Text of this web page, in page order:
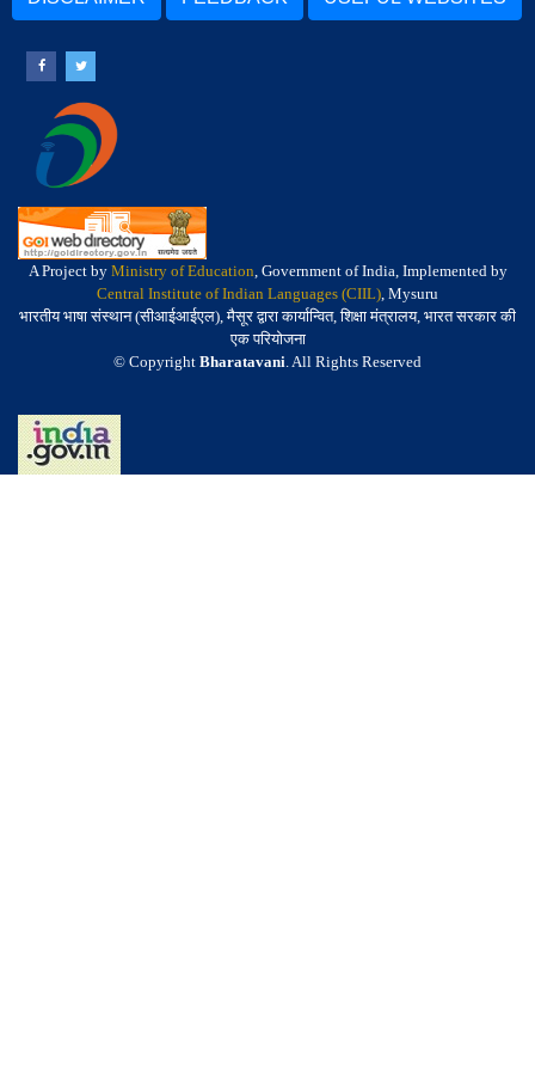
A Project by Ministry of Education, Government of India, Implemented by
Central Institute of Indian Languages (CIIL), Mysuru
भारतीय भाषा संस्थान (सीआईआईएल), मैसूर द्वारा कार्यान्वित, शिक्षा मंत्रालय, भारत सरकार की
एक परियोजना
© Copyright Bharatavani. All Rights Reserved